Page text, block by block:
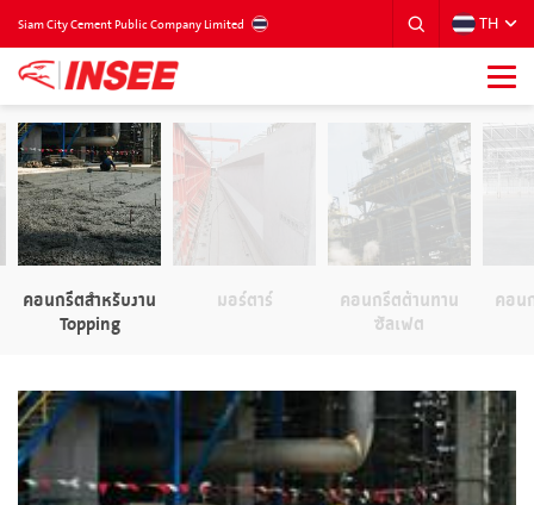
Siam City Cement Public Company Limited TH
คอนกรีตสำหรับงาน
Topping
มอร์ตาร์
คอนกรีตต้านทาน
ซัลเฟต
คอน